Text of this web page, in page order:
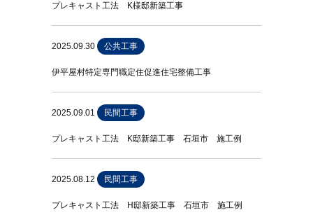
プレキャスト工法 K様邸新築工事
2025.09.30 公共工事
伊平屋村特定専門職定住促進住宅整備工事
2025.09.01 民間工事
プレキャスト工法 K邸新築工事 石垣市 施工例
2025.08.12 民間工事
プレキャスト工法 H邸新築工事 石垣市 施工例